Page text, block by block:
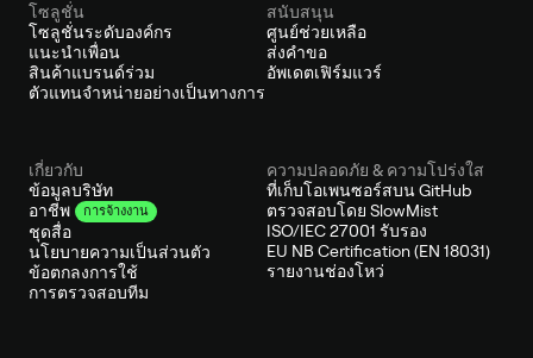
โซลูชั่น
โซลูชั่นระดับองค์กร
แนะนำเพื่อน
สินค้าแบรนด์ร่วม
ตัวแทนจำหน่ายอย่างเป็นทางการ
สนับสนุน
ศูนย์ช่วยเหลือ
ส่งคำขอ
อัพเดตเฟิร์มแวร์
เกี่ยวกับ
ข้อมูลบริษัท
อาชีพ
การจ้างงาน
ชุดสื่อ
นโยบายความเป็นส่วนตัว
ข้อตกลงการใช้
การตรวจสอบทีม
ความปลอดภัย & ความโปร่งใส
ที่เก็บโอเพนซอร์สบน GitHub
ตรวจสอบโดย SlowMist
ISO/IEC 27001 รับรอง
EU NB Certification (EN 18031)
รายงานช่องโหว่